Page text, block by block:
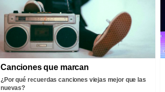
Canciones que marcan
¿Por qué recuerdas canciones viejas mejor que las
nuevas?